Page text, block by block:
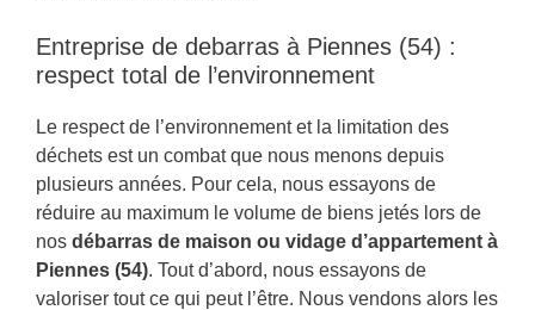
Entreprise de debarras à Piennes (54) :
respect total de l’environnement
Le respect de l’environnement et la limitation des
déchets est un combat que nous menons depuis
plusieurs années. Pour cela, nous essayons de
réduire au maximum le volume de biens jetés lors de
nos débarras de maison ou vidage d’appartement à
Piennes (54). Tout d’abord, nous essayons de
valoriser tout ce qui peut l’être. Nous vendons alors les